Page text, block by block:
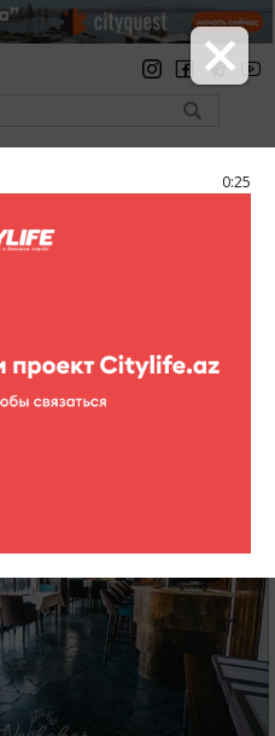
0:25
вход Citylife Magazine